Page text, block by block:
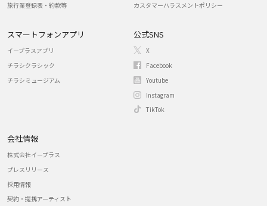
旅行業登録表・約款等
カスタマーハラスメントポリシー
スマートフォンアプリ
イープラスアプリ
チラシクラシック
チラシミュージアム
公式SNS
X
Facebook
Youtube
Instagram
TikTok
会社情報
株式会社イープラス
プレスリリース
採用情報
契約・提携アーティスト